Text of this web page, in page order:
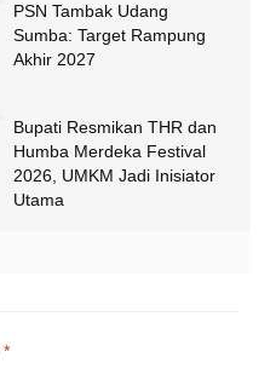
PSN Tambak Udang
Sumba: Target Rampung
Akhir 2027
Bupati Resmikan THR dan
Humba Merdeka Festival
2026, UMKM Jadi Inisiator
Utama
*